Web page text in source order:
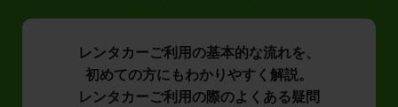
レンタカーご利用の基本的な流れを、
初めての方にもわかりやすく解説。
レンタカーご利用の際のよくある疑問